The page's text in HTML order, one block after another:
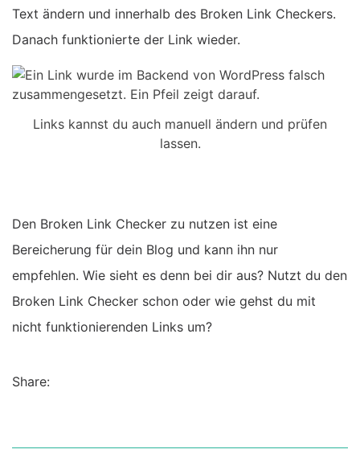
Text ändern und innerhalb des Broken Link Checkers.
Danach funktionierte der Link wieder.
Links kannst du auch manuell ändern und prüfen
lassen.
Den Broken Link Checker zu nutzen ist eine
Bereicherung für dein Blog und kann ihn nur
empfehlen. Wie sieht es denn bei dir aus? Nutzt du den
Broken Link Checker schon oder wie gehst du mit
nicht funktionierenden Links um?
Share: